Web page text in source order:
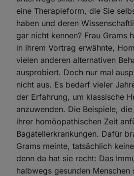
eine Therapieform, die Sie
haben und deren
gar nicht kennen? Frau Grams
in ihrem Vortrag erwähnte,
vielen anderen alternativen
ausprobiert. Doch nur mal
nicht aus. Es bedarf vieler
der Erfahrung, um klassische
anzuwenden. Die Beispiele, die
ihrer homöopathischen Zeit
Bagatellerkrankungen. Dafür
Grams meinte, tatsächlich
denn da hat sie recht: Das
halbwegs gesunden